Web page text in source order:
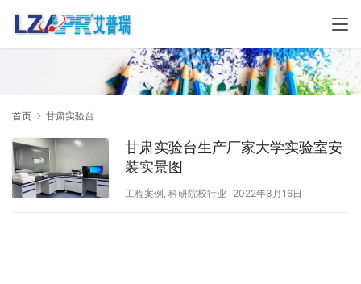
首页 甘肃实验台
甘肃实验台生产厂家大学实验室安
装实景图
工程案例 科研院校行业 2022年3月16日